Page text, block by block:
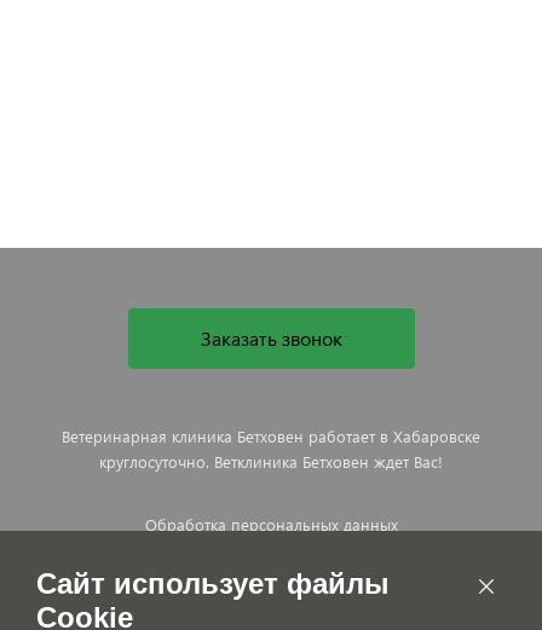
Заказать звонок
Ветеринарная клиника Бетховен работает в Хабаровске
круглосуточно. Ветклиника Бетховен ждет Вас!
Обработка персональных данных
Сайт использует файлы
Cookie